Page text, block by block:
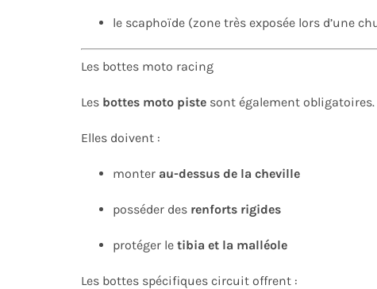
le scaphoïde (zone très exposée lors d’une
Les bottes moto racing
Les bottes moto piste sont également obligatoires.
Elles doivent :
monter au-dessus de la cheville
posséder des renforts rigides
protéger le tibia et la malléole
Les bottes spécifiques circuit offrent :